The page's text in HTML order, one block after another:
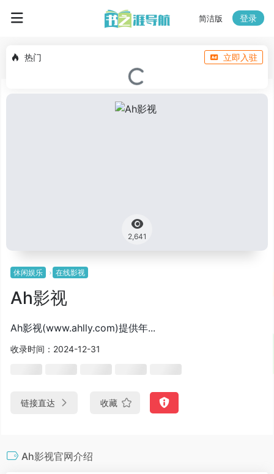
简洁版 登录
热门 立即入驻
2,641
休闲娱乐 在线影视
Ah影视
Ah影视(www.ahlly.com)提供年...
收录时间：2024-12-31
链接直达 收藏
Ah影视官网介绍